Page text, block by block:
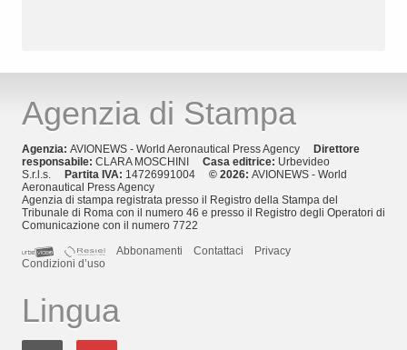
Agenzia di Stampa
Agenzia: AVIONEWS - World Aeronautical Press Agency
Direttore
responsabile: CLARA MOSCHINI Casa editrice: Urbevideo
S.r.l.s.
Partita IVA: 14726991004 © 2026: AVIONEWS - World
Aeronautical Press Agency
Agenzia di stampa registrata presso il Registro della Stampa del
Tribunale di Roma con il numero 46 e presso il Registro degli Operatori di
Comunicazione con il numero 7722
Abbonamenti
Contattaci
Privacy
Condizioni d’uso
Lingua